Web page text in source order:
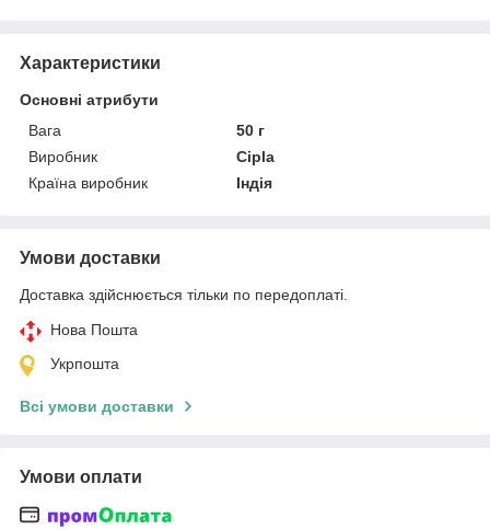
Характеристики
Основні атрибути
Вага
50 г
Виробник
Cipla
Країна виробник
Індія
Умови доставки
Доставка здійснюється тільки по передоплаті.
Нова Пошта
Укрпошта
Всі умови доставки
Умови оплати